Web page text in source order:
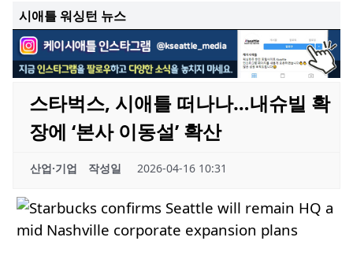
시애틀 워싱턴 뉴스
스타벅스, 시애틀 떠나나…내슈빌 확
장에 ‘본사 이동설’ 확산
산업·기업 작성일 2026-04-16 10:31